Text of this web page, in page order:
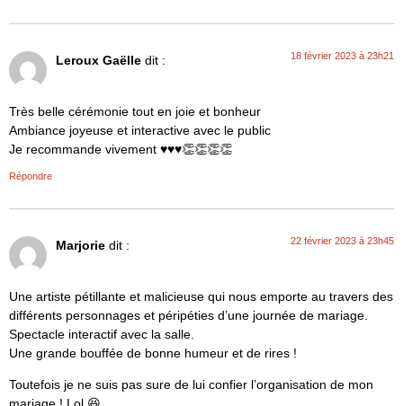
Leroux Gaëlle dit : 18 février 2023 à 23h21
Très belle cérémonie tout en joie et bonheur
Ambiance joyeuse et interactive avec le public
Je recommande vivement ♥️♥️♥️👏👏👏👏
Répondre
Marjorie dit : 22 février 2023 à 23h45
Une artiste pétillante et malicieuse qui nous emporte au travers des
différents personnages et péripéties d’une journée de mariage.
Spectacle interactif avec la salle.
Une grande bouffée de bonne humeur et de rires !
Toutefois je ne suis pas sure de lui confier l’organisation de mon